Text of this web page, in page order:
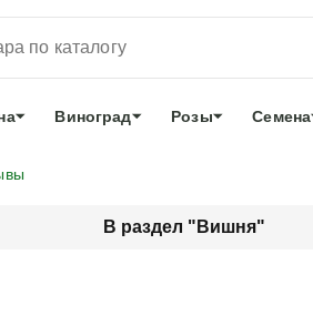
ЛУЧШЕЕ
Виноград Розы Семена
В раздел "Вишня"